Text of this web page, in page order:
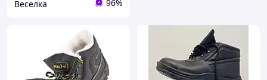
Веселка 96%